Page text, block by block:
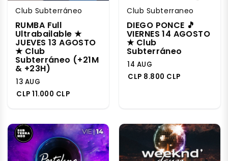
Club Subterráneo
RUMBA Full
Ultrabailable ★
JUEVES 13 AGOSTO
★ Club
Subterráneo (+21M
& +23H)
13 AUG
CLP 11.000 CLP
Club Subterraneo
DIEGO PONCE 🎵
VIERNES 14 AGOSTO
★ Club
Subterráneo
14 AUG
CLP 8.800 CLP